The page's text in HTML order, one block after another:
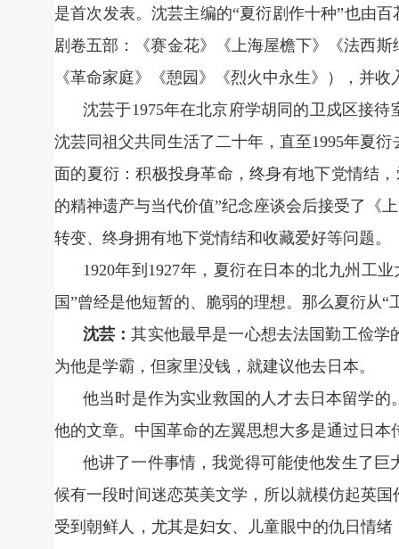
是首次发表。沈芸主编的“夏衍剧作十种”也由
剧卷五部：《赛金花》《上海屋檐下》《法西
《革命家庭》《憩园》《烈火中永生》），并
沈芸于1975年在北京府学胡同的卫戍区接
沈芸同祖父共同生活了二十年，直至1995年夏
面的夏衍：积极投身革命，终身有地下党情结
的精神遗产与当代价值”纪念座谈会后接受了《
转变、终身拥有地下党情结和收藏爱好等问题。
1920年到1927年，夏衍在日本的北九州工
国”曾经是他短暂的、脆弱的理想。那么夏衍从
沈芸：其实他最早是一心想去法国勤工俭
为他是学霸，但家里没钱，就建议他去日本。
他当时是作为实业救国的人才去日本留学
他的文章。中国革命的左翼思想大多是通过日
他讲了一件事情，我觉得可能使他发生了
候有一段时间迷恋英美文学，所以就模仿起英
受到朝鲜人，尤其是妇女、儿童眼中的仇日情